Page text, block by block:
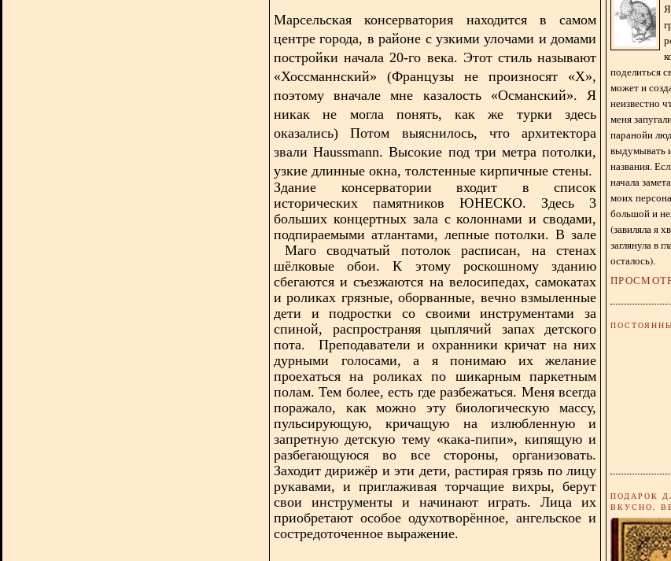
Марсельская консерватория находится в самом
центре города, в районе с узкими улочами и домами
постройки начала 20-го века. Этот стиль называют
«Хоссманнский» (Французы не произносят «Х»,
поэтому вначале мне казалость «Османский». Я
никак не могла понять, как же турки здесь
оказались) Потом выяснилось, что архитектора
звалиHaussmann. Высокие под три метра потолки,
узкие длинные окна, толстенные кирпичные стены.
Здание консерватории входит в список
исторических памятников ЮНЕСКО. Здесь 3
больших концертных зала с колоннами и сводами,
подпираемыми атлантами, лепные потолки. В зале
Маго сводчатый потолок расписан, на стенах
шёлковые обои. К этому роскошному зданию
сбегаются и съезжаются на велосипедах, самокатах
и роликах грязные, оборванные, вечно взмыленные
дети и подростки со своими инструментами за
спиной, распространяя цыплячий запах детского
пота. Преподаватели и охранники кричат на них
дурными голосами, а я понимаю их желание
проехаться на роликах по шикарным паркетным
полам. Тем более, есть где разбежаться. Меня всегда
поражало, как можно эту биологическую массу,
пульсирующую, кричащую на излюбленную и
запретную детскую тему «кака-пипи», кипящую и
разбегающуюся во все стороны, организовать.
Заходит дирижёр и эти дети, растирая грязь по лицу
рукавами, и приглаживая торчащие вихры, берут
свои инструменты и начинают играть. Лица их
приобретают особое одухотворённое, ангельское и
состредоточенное выражение.
поделиться
может и
неизвестно
меня
паранойи
выдумывать
названия.
начала
моих
большой и
(завиляла я
заглянула в
осталось).
ПОДАРОК
ВКУСНО,